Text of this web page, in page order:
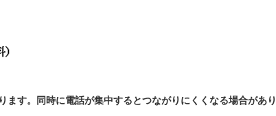
す。同時に電話が集中するとつながりにくくなる場合があり